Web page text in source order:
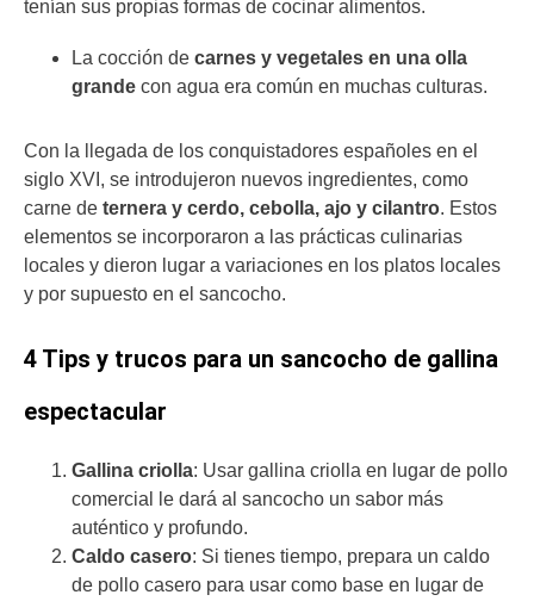
tenían sus propias formas de cocinar alimentos.
La cocción de carnes y vegetales en una olla
grande con agua era común en muchas culturas.
Con la llegada de los conquistadores españoles en el
siglo XVI, se introdujeron nuevos ingredientes, como
carne de ternera y cerdo, cebolla, ajo y cilantro. Estos
elementos se incorporaron a las prácticas culinarias
locales y dieron lugar a variaciones en los platos locales
y por supuesto en el sancocho.
4 Tips y trucos para un sancocho de gallina
espectacular
Gallina criolla: Usar gallina criolla en lugar de pollo
comercial le dará al sancocho un sabor más
auténtico y profundo.
Caldo casero: Si tienes tiempo, prepara un caldo
de pollo casero para usar como base en lugar de